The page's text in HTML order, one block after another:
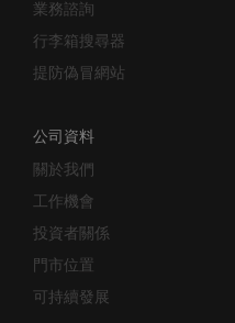
行李箱搜尋器
提防偽冒網站
關於我們
工作機會
投資者關係
門市位置
可持續發展